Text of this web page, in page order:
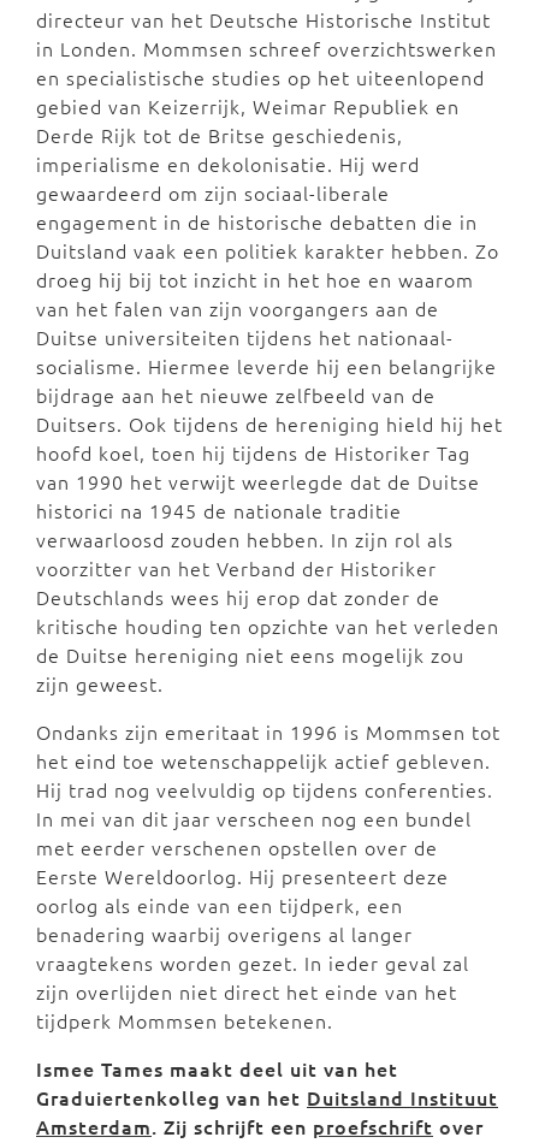
directeur van het Deutsche Historische Institut
in Londen. Mommsen schreef overzichtswerken
en specialistische studies op het uiteenlopend
gebied van Keizerrijk, Weimar Republiek en
Derde Rijk tot de Britse geschiedenis,
imperialisme en dekolonisatie. Hij werd
gewaardeerd om zijn sociaal-liberale
engagement in de historische debatten die in
Duitsland vaak een politiek karakter hebben. Zo
droeg hij bij tot inzicht in het hoe en waarom
van het falen van zijn voorgangers aan de
Duitse universiteiten tijdens het nationaal-
socialisme. Hiermee leverde hij een belangrijke
bijdrage aan het nieuwe zelfbeeld van de
Duitsers. Ook tijdens de hereniging hield hij het
hoofd koel, toen hij tijdens de Historiker Tag
van 1990 het verwijt weerlegde dat de Duitse
historici na 1945 de nationale traditie
verwaarloosd zouden hebben. In zijn rol als
voorzitter van het Verband der Historiker
Deutschlands wees hij erop dat zonder de
kritische houding ten opzichte van het verleden
de Duitse hereniging niet eens mogelijk zou
zijn geweest.
Ondanks zijn emeritaat in 1996 is Mommsen tot
het eind toe wetenschappelijk actief gebleven.
Hij trad nog veelvuldig op tijdens conferenties.
In mei van dit jaar verscheen nog een bundel
met eerder verschenen opstellen over de
Eerste Wereldoorlog. Hij presenteert deze
oorlog als einde van een tijdperk, een
benadering waarbij overigens al langer
vraagtekens worden gezet. In ieder geval zal
zijn overlijden niet direct het einde van het
tijdperk Mommsen betekenen.
Ismee Tames maakt deel uit van het
Graduiertenkolleg van het Duitsland Instituut
Amsterdam. Zij schrijft een proefschrift over